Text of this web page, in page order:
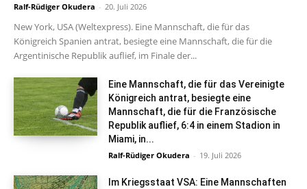
Ralf-Rüdiger Okudera - 20. Juli 2026
New York, USA (Weltexpress). Eine Mannschaft, die für das
Königreich Spanien antrat, besiegte eine Mannschaft, die für die
Argentinische Republik auflief, im Finale der...
Eine Mannschaft, die für das Vereinigte
Königreich antrat, besiegte eine
Mannschaft, die für die Französische
Republik auflief, 6:4 in einem Stadion in
Miami, in...
Ralf-Rüdiger Okudera - 19. Juli 2026
Im Kriegsstaat VSA: Eine Mannschaften